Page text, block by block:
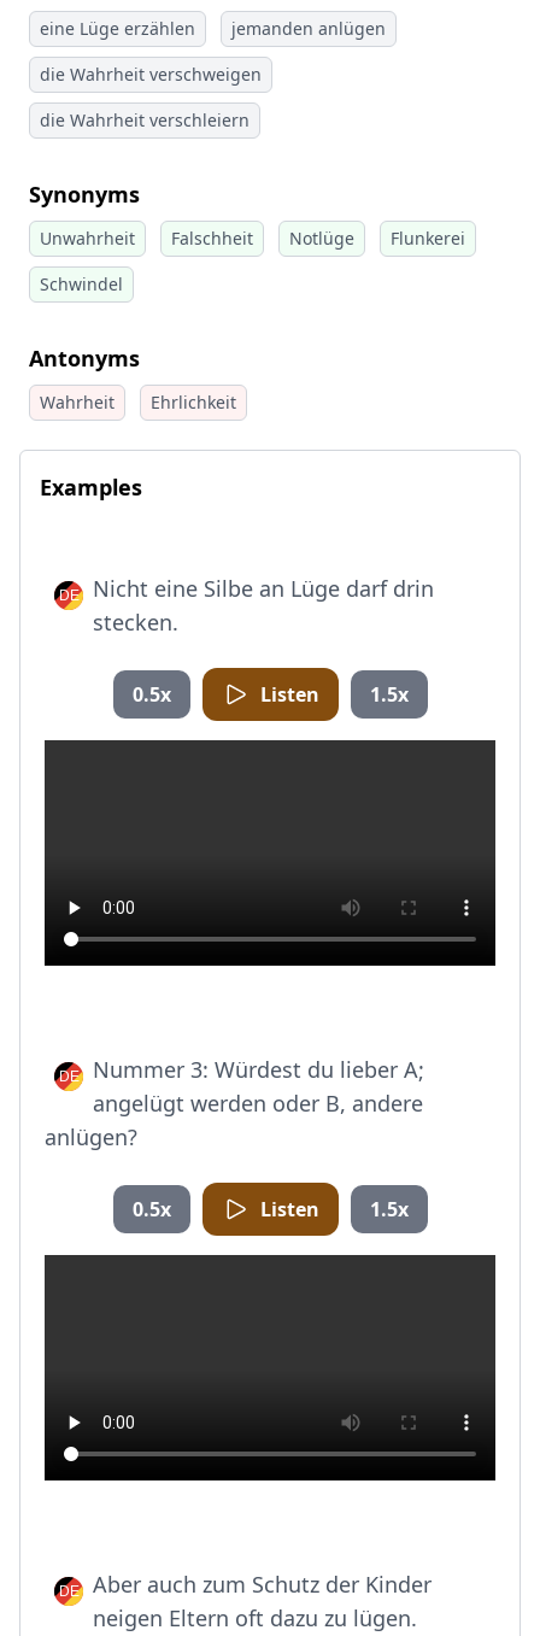
eine Lüge erzählen
jemanden anlügen
die Wahrheit verschweigen
die Wahrheit verschleiern
Synonyms
Unwahrheit Falschheit Notlüge
Flunkerei
Schwindel
Antonyms
Wahrheit Ehrlichkeit
Examples
Nicht eine Silbe an Lüge darf drin
stecken.
0.5x Listen 1.5x
Nummer 3: Würdest du lieber A;
angelügt werden oder B, andere
anlügen?
0.5x Listen 1.5x
Aber auch zum Schutz der Kinder
neigen Eltern oft dazu zu lügen.